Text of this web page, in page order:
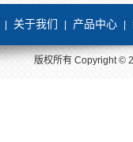
关于我们 产品中心
版权所有 Copyright ©